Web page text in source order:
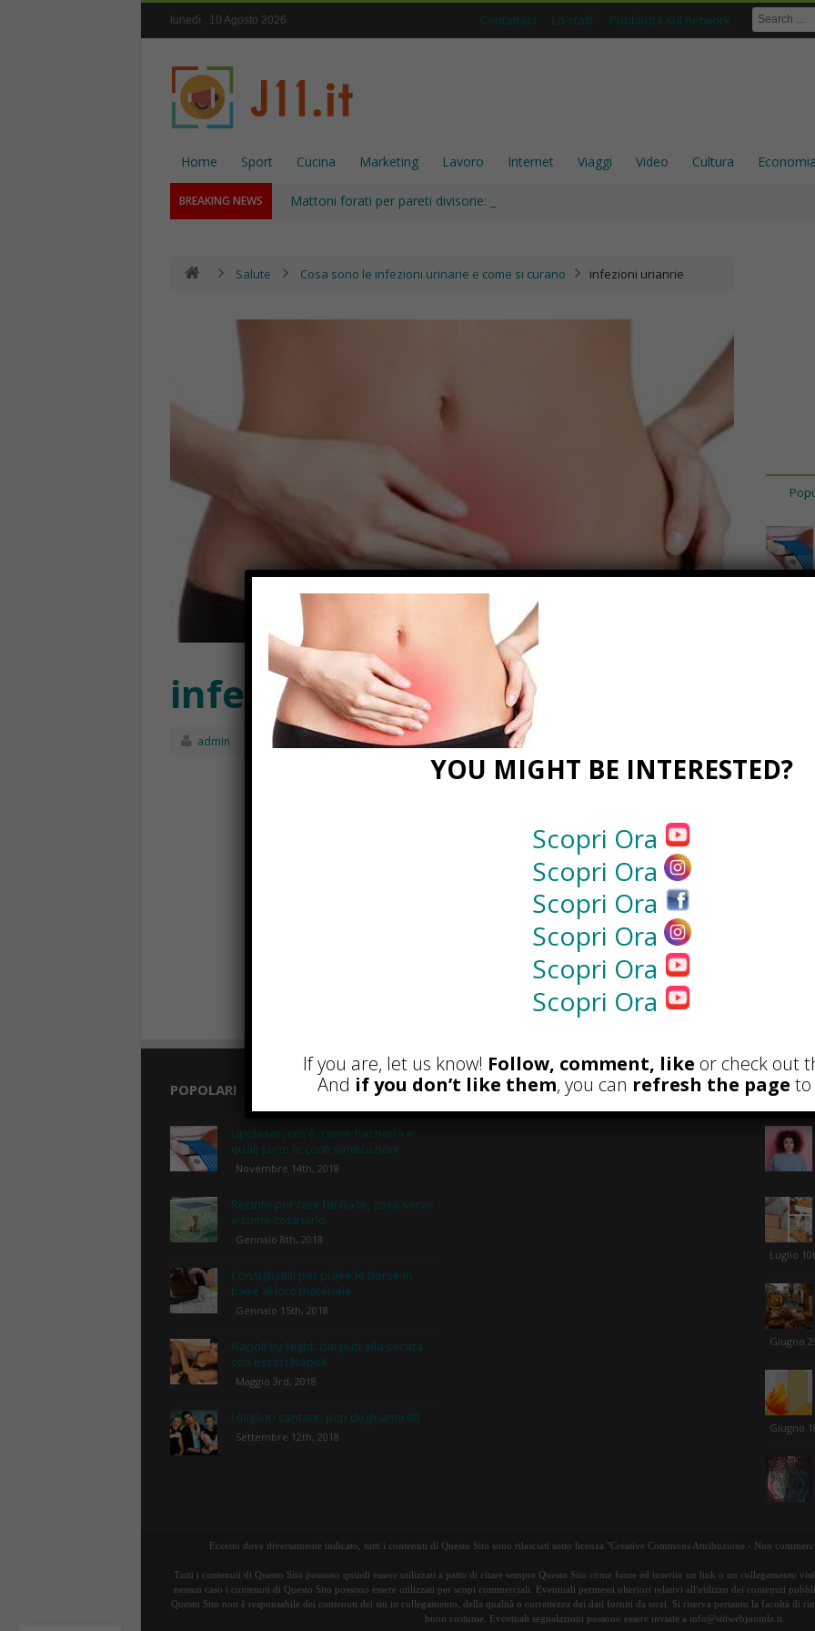
lunedì , 10 Agosto 2026 Contattaci Lo staff Pubblicità sul network
Home Sport Cucina Marketing Lavoro Internet Viaggi Video Cultura Economia
BREAKING NEWS Mattoni forati per pareti divisorie: perché sono ancora una scelta solida per gli_
Salute Cosa sono le infezioni urinarie e come si curano infezioni urianrie
infezioni urianrie
admin Settembre 4th, 2018 0 Comments
POPOLARI
Lipolaser, cos’è, come funziona e
quali sono le controindicazioni
Novembre 14th, 2018
Recinto per cani fai da te, cosa serve
e come costruirlo
Gennaio 8th, 2018
Consigli utili per pulire le borse in
base al loro materiale
Gennaio 15th, 2018
Napoli by Night: dai pub alla serata
con escort Napoli.
Maggio 3rd, 2018
I migliori cantanti pop degli anni 90
Settembre 12th, 2018
RECENSIONI POST
Luglio
Giugno
Giugno
Eccetto dove diversamente indicato, tutti i contenuti di Questo Sito sono rilasciati sotto licenza "Creative Commons Attribuzione - Non
Tutti i contenuti di Questo Sito possono quindi essere utilizzati a patto di citare sempre Questo Sito come fonte ed inserire un link o un collegamento
nessun caso i contenuti di Questo Sito possono essere utilizzati per scopi commerciali. Eventuali permessi ulteriori relativi all'utilizzo dei contenuti
Questo Sito non è responsabile dei contenuti dei siti in collegamento, della qualità o correttezza dei dati forniti da terzi. Si riserva pertanto la facoltà di
buon costume. Eventuali segnalazioni possono essere inviate a info@sitiwebjoomla.it.
YOU MIGHT BE INTERESTED?
Scopri Ora
Scopri Ora
Scopri Ora
Scopri Ora
Scopri Ora
Scopri Ora
If you are, let us know! Follow, comment, like or check out
And if you don’t like them, you can refresh the page to